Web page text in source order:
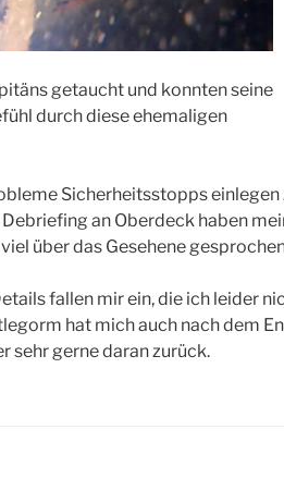
getaucht und konnten seine
durch diese ehemaligen
Sicherheitsstopps einlegen
an Oberdeck haben
über das Gesehene
fallen mir ein, die ich leider
hat mich auch nach dem
sehr gerne daran zurück.